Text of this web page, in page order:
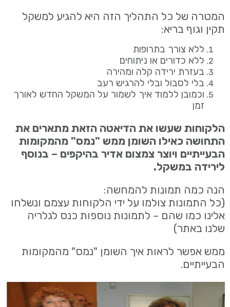
המטרה של כל התהליך הזה היא להגיע למשקל
תקין וגוף בריא:
ללא צורך בתרופות
ללא כדורים או ניתוחים
בעזרת ירידה קלה ומהירה
בלי לסבול ובלי להרגיש רעב
וכמובן ללמוד איך לשמור על המשקל החדש לאורך
זמן
הלקוחות שעשו את הדיאטה הזאת מתארים את
התחושה כאילו השומן ממש "נמס" מהמקומות
הבעייתיים ויוצר צמצום אדיר בהיקפים – בנוסף
לירידה במשקל.
הנה כמה תמונות להמחשה:
(כל התמונות צולמו על ידי הלקוחות עצמם ונשלחו
אלינו כמו שהם – לתמונות נוספות כנס לגלריה
שלנו באתר)
ממש אפשר לראות איך השומן "נמס" מהמקומות
הבעייתיים.